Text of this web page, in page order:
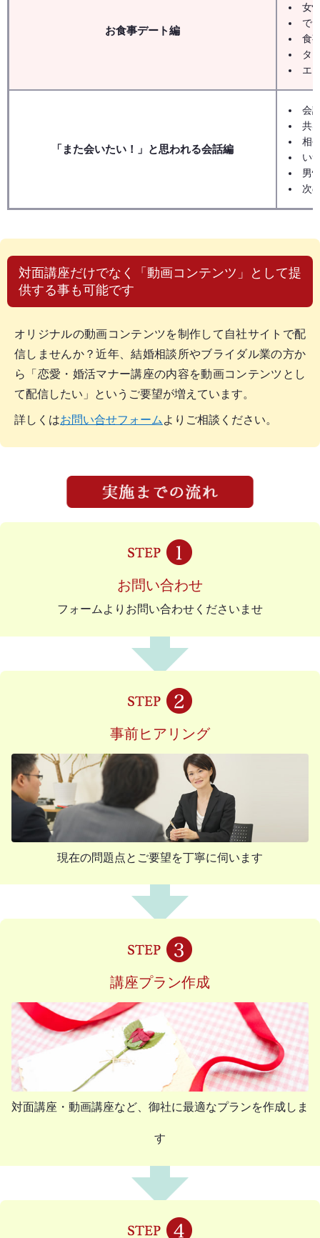
お食事デート編
女
で
食
タ
エ
「また会いたい！」と思われる会話編
会
共
相
い
男
次
対面講座だけでなく「動画コンテンツ」として提
供する事も可能です
オリジナルの動画コンテンツを制作して自社サイトで配
信しませんか？近年、結婚相談所やブライダル業の方か
ら「恋愛・婚活マナー講座の内容を動画コンテンツとし
て配信したい」というご要望が増えています。
詳しくはお問い合せフォーム よりご相談ください。
お問い合わせ
フォームよりお問い合わせくださいませ
事前ヒアリング
現在の問題点とご要望を丁寧に伺います
講座プラン作成
対面講座・動画講座など、御社に最適なプランを作成しま
す